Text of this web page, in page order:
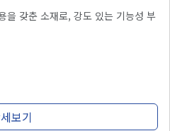
을 갖춘 소재로, 강도 있는 기능성 부
보기